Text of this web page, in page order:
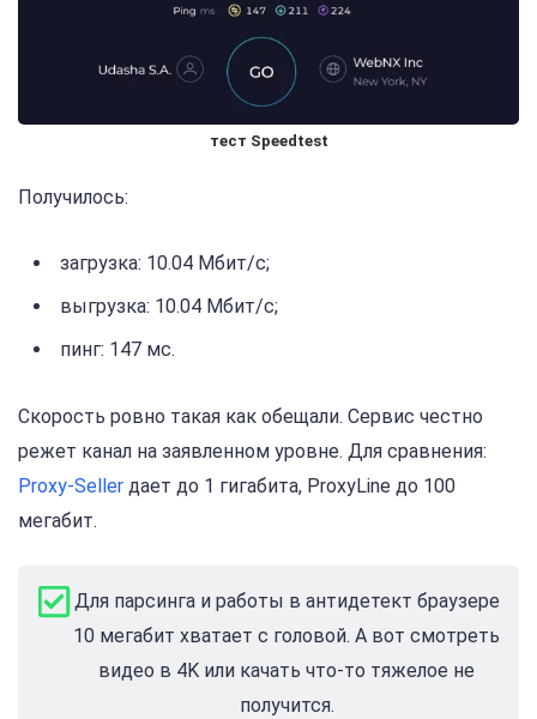
тест Speedtest
Получилось:
загрузка: 10.04 Мбит/с;
выгрузка: 10.04 Мбит/с;
пинг: 147 мс.
Скорость ровно такая как обещали. Сервис честно
режет канал на заявленном уровне. Для сравнения:
Proxy-Seller дает до 1 гигабита, ProxyLine до 100
мегабит.
Для парсинга и работы в антидетект браузере
10 мегабит хватает с головой. А вот смотреть
видео в 4K или качать что-то тяжелое не
получится.